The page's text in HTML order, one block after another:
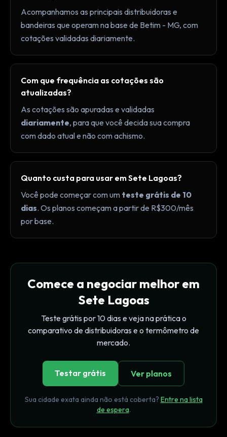
Acompanhamos as principais distribuidoras e
bandeiras que operam na base de Betim - MG, com
cotações validadas diariamente.
Com que frequência as cotações são
atualizadas?
As cotações são apuradas e validadas
diariamente, para que você decida sua compra
com dado atual e não com achismo.
Quanto custa para usar em Sete Lagoas?
Você pode começar com um teste grátis de 10
dias. Os planos começam a partir de R$300/mês
por base.
Comece a negociar melhor em
Sete Lagoas
Teste grátis por 10 dias e veja na prática o
comparativo de distribuidoras e o termômetro de
mercado.
Testar grátis Ver planos
Sua cidade exata ainda não está coberta? Entre na lista
de espera.